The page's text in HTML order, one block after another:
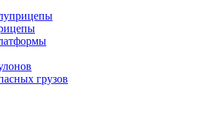
грузов